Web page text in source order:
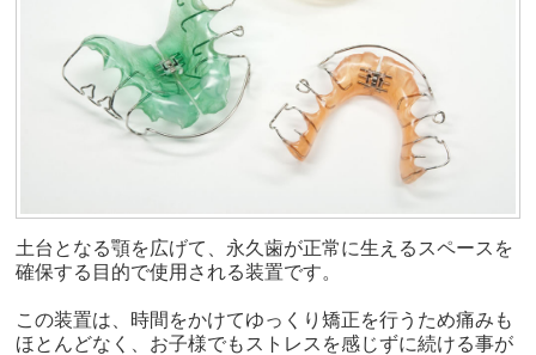
土台となる顎を広げて、永久歯が正常に生えるスペースを
確保する目的で使用される装置です。
この装置は、時間をかけてゆっくり矯正を行うため痛みも
ほとんどなく、お子様でもストレスを感じずに続ける事が